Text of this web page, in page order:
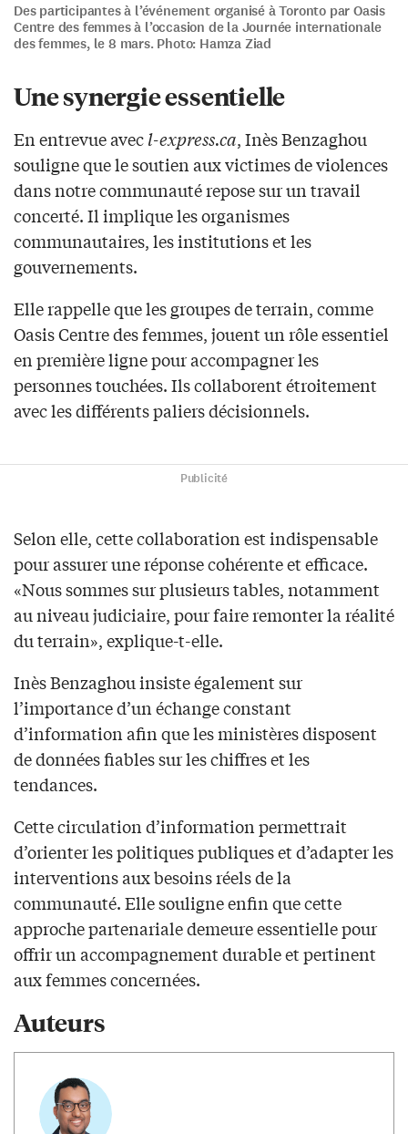
Des participantes à l’événement organisé à Toronto par Oasis
Centre des femmes à l’occasion de la Journée internationale
des femmes, le 8 mars. Photo: Hamza Ziad
Une synergie essentielle
En entrevue avecl-express.ca, Inès Benzaghou
souligne que le soutien aux victimes de violences
dans notre communauté repose sur un travail
concerté. Il implique les organismes
communautaires, les institutions et les
gouvernements.
Elle rappelle que les groupes de terrain, comme
Oasis Centre des femmes, jouent un rôle essentiel
en première ligne pour accompagner les
personnes touchées. Ils collaborent étroitement
avec les différents paliers décisionnels.
Publicité
Selon elle, cette collaboration est indispensable
pour assurer une réponse cohérente et efficace.
«Nous sommes sur plusieurs tables, notamment
au niveau judiciaire, pour faire remonter la réalité
du terrain», explique-t-elle.
Inès Benzaghou insiste également sur
l’importance d’un échange constant
d’information afin que les ministères disposent
de données fiables sur les chiffres et les
tendances.
Cette circulation d’information permettrait
d’orienter les politiques publiques et d’adapter les
interventions aux besoins réels de la
communauté. Elle souligne enfin que cette
approche partenariale demeure essentielle pour
offrir un accompagnement durable et pertinent
aux femmes concernées.
Auteurs